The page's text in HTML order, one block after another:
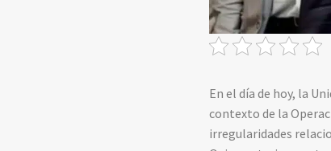
En el día de hoy, la
contexto de la
irregularidades